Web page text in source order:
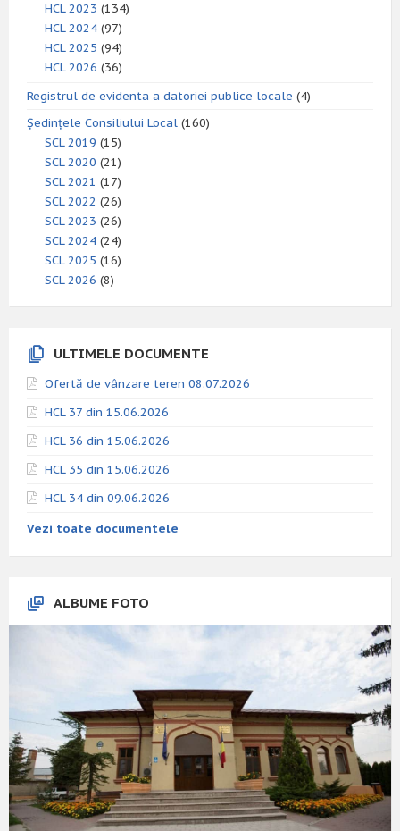
HCL 2023 (134)
HCL 2024 (97)
HCL 2025 (94)
HCL 2026 (36)
Registrul de evidenta a datoriei publice locale (4)
Ședințele Consiliului Local (160)
SCL 2019 (15)
SCL 2020 (21)
SCL 2021 (17)
SCL 2022 (26)
SCL 2023 (26)
SCL 2024 (24)
SCL 2025 (16)
SCL 2026 (8)
ULTIMELE DOCUMENTE
Ofertă de vânzare teren 08.07.2026
HCL 37 din 15.06.2026
HCL 36 din 15.06.2026
HCL 35 din 15.06.2026
HCL 34 din 09.06.2026
Vezi toate documentele
ALBUME FOTO